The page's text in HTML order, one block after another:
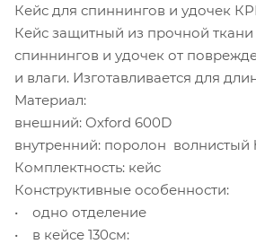
Кейс для спиннингов и удочек
Кейс защитный из прочной
спиннингов и удочек от
и влаги. Изготавливается для
Материал:
внешний: Oxford 600D
внутренний: поролон волнистый
Комплектность: кейс
Конструктивные особенности:
• одно отделение
• в кейсе 130см: